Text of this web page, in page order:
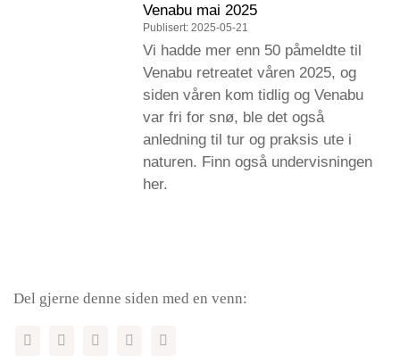
Venabu mai 2025
Publisert: 2025-05-21
Vi hadde mer enn 50 påmeldte til
Venabu retreatet våren 2025, og
siden våren kom tidlig og Venabu
var fri for snø, ble det også
anledning til tur og praksis ute i
naturen. Finn også undervisningen
her.
Del gjerne denne siden med en venn: